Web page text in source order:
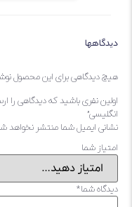
دیدگاهها
هیچ دیدگاهی برای این محصول
اولین نفری باشید که دیدگاهی را
انگلیسی”
نشانی ایمیل شما منتشر نخواهد شد.
امتیاز شما
دیدگاه شما*